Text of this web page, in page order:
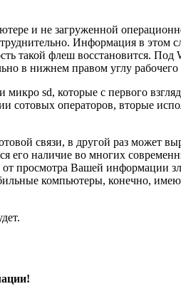
и не загруженной
Информация в этом
такой флеш восстановится.
в нижнем правом углу рабочего
sd, которые с первого
операторов, вторые
связи, в другой раз может
его наличие во многих
просмотра Вашей информации
компьютеры, конечно,